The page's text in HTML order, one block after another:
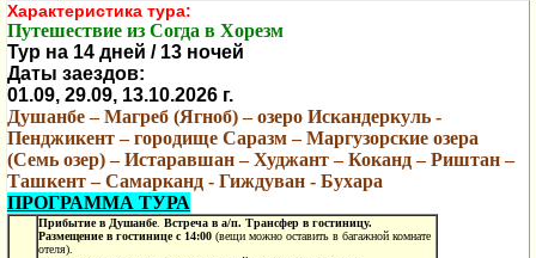
Характеристика тура:
Путешествие из Согда в Хорезм
Тур на 14 дней / 13 ночей
Даты заездов:
01.09, 29.09, 13.10.2026 г.
Душанбе – Магреб (Ягноб) – озеро Искандеркуль -
Пенджикент – городище Саразм – Маргузорские озера
(Семь озер) – Истаравшан – Худжант – Коканд – Риштан –
Ташкент – Самарканд - Гиждуван - Бухара
ПРОГРАММА ТУРА
Прибытие в Душанбе. Встреча в а/п. Трансфер в гостиницу.
Размещение в гостинице с 14:00 (вещи можно оставить в багажной комнате
отеля).